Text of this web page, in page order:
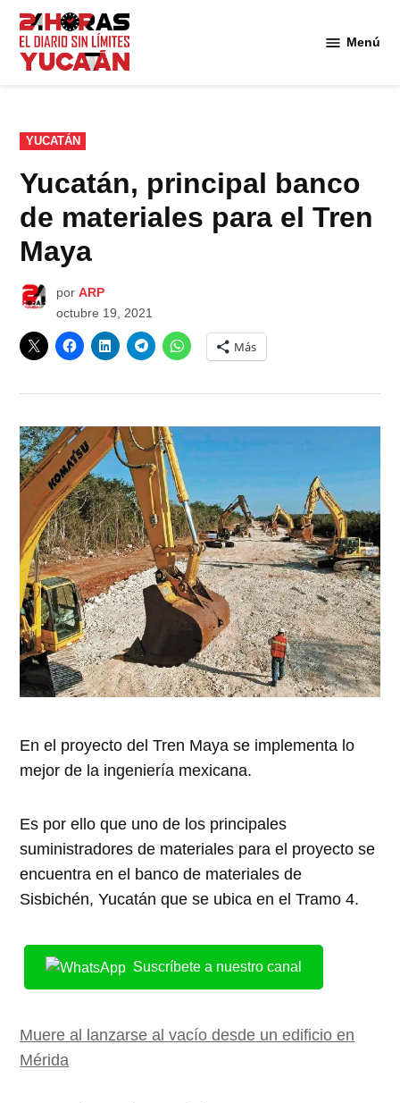
Saltar
contenido
Menú
PUBLICADO
EN
YUCATÁN
Yucatán, principal banco
de materiales para el Tren
Maya
por ARP
octubre 19, 2021
Más
En el proyecto del Tren Maya se implementa lo
mejor de la ingeniería mexicana.
Es por ello que uno de los principales
suministradores de materiales para el proyecto se
encuentra en el banco de materiales de
Sisbichén, Yucatán que se ubica en el Tramo 4.
Suscríbete a nuestro canal
Muere al lanzarse al vacío desde un edificio en
Mérida